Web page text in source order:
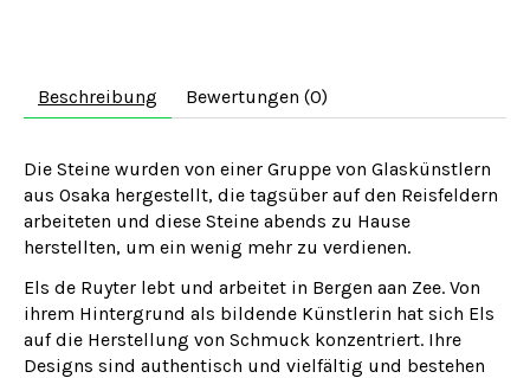
Beschreibung Bewertungen (0)
Die Steine ​​wurden von einer Gruppe von Glaskünstlern
aus Osaka hergestellt, die tagsüber auf den Reisfeldern
arbeiteten und diese Steine ​​abends zu Hause
herstellten, um ein wenig mehr zu verdienen.
Els de Ruyter lebt und arbeitet in Bergen aan Zee. Von
ihrem Hintergrund als bildende Künstlerin hat sich Els
auf die Herstellung von Schmuck konzentriert. Ihre
Designs sind authentisch und vielfältig und bestehen